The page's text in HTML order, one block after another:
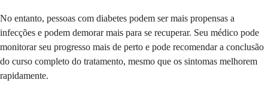
No entanto, pessoas com diabetes podem ser mais propensas a
infecções e podem demorar mais para se recuperar. Seu médico pode
monitorar seu progresso mais de perto e pode recomendar a conclusão
do curso completo do tratamento, mesmo que os sintomas melhorem
rapidamente.